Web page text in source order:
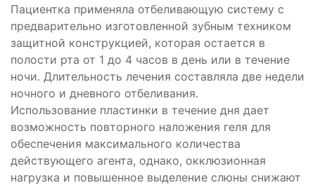
Пациентка применяла отбеливающую систему с
предварительно изготовленной зубным техником
защитной конструкцией, которая остается в
полости рта от 1 до 4 часов в день или в течение
ночи. Длительность лечения составляла две недели
ночного и дневного отбеливания.
Использование пластинки в течение дня дает
возможность повторного наложения геля для
обеспечения максимального количества
действующего агента, однако, окклюзионная
нагрузка и повышенное выделение слюны снижают